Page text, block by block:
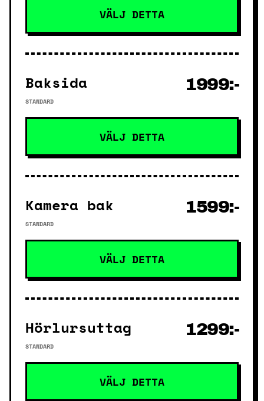
VÄLJ DETTA
Baksida
STANDARD
1999:-
VÄLJ DETTA
Kamera bak
STANDARD
1599:-
VÄLJ DETTA
Hörlursuttag
STANDARD
1299:-
VÄLJ DETTA